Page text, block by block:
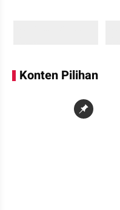
Konten Pilihan